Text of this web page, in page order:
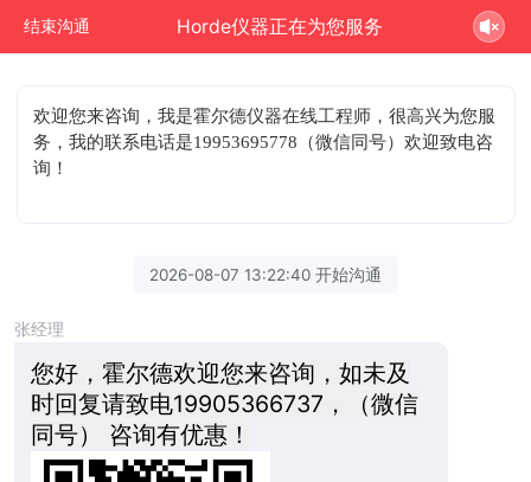
结束沟通 Horde仪器正在为您服务
欢迎您来咨询 ，我是霍尔德仪器在线工程师，很高兴为您服
务，我的联系电话是19953695778（微信同号）欢迎致电咨
询！
2026-08-07 13:22:40 开始沟通
张经理
您好，霍尔德欢迎您来咨询，如未及
时回复请致电19905366737，（微信
同号） 咨询有优惠！